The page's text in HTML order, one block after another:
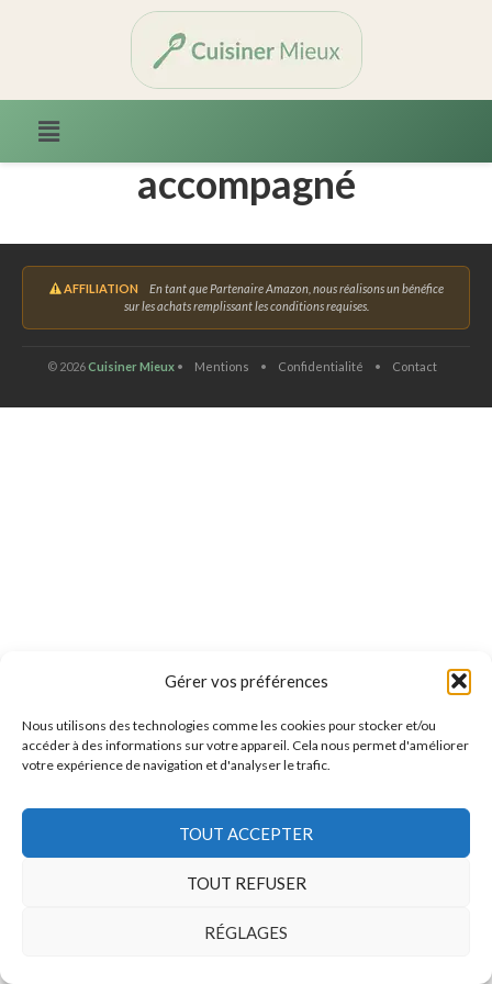
Gérer vos préférences
Nous utilisons des technologies comme les cookies pour stocker et/ou
accéder à des informations sur votre appareil. Cela nous permet d'améliorer
votre expérience de navigation et d'analyser le trafic.
TOUT ACCEPTER
TOUT REFUSER
RÉGLAGES
accompagné
AFFILIATION
En tant que Partenaire Amazon, nous réalisons un bénéfice
sur les achats remplissant les conditions requises.
© 2026Cuisiner Mieux• Mentions • Confidentialité • Contact